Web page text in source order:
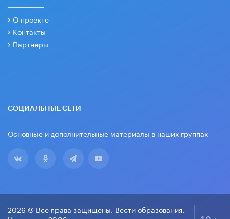
О проекте
Контакты
Партнеры
СОЦИАЛЬНЫЕ СЕТИ
Основные и дополнительные материалы в наших группах
2026 © Все права защищены. Вести образования.